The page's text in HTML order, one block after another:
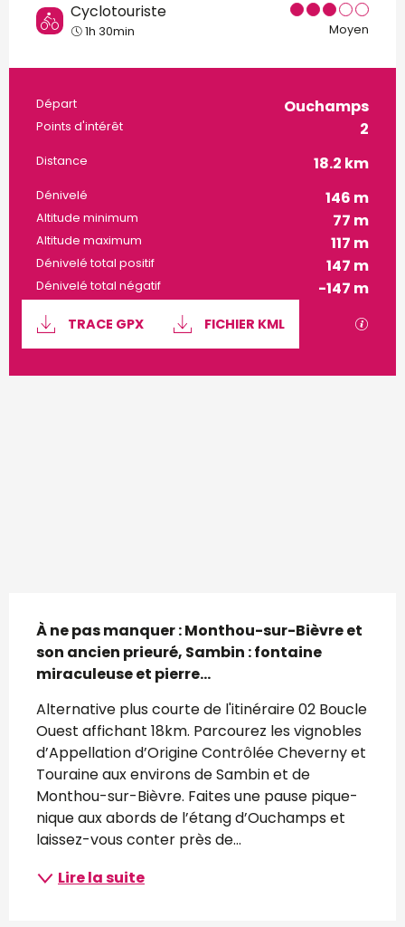
Cyclotouriste
1h 30min Moyen
Informations pratiques
Départ Ouchamps
Points d'intérêt 2
Distance 18.2 km
Dénivelé 146 m
Altitude minimum 77 m
Altitude maximum 117 m
Dénivelé total positif 147 m
Dénivelé total négatif -147 m
Documentation
TRACE GPX FICHIER KML
Description
À ne pas manquer : Monthou-sur-Bièvre et
son ancien prieuré, Sambin : fontaine
miraculeuse et pierre...
Alternative plus courte de l'itinéraire 02 Boucle
Ouest affichant 18km. Parcourez les vignobles
d’Appellation d’Origine Contrôlée Cheverny et
Touraine aux environs de Sambin et de
Monthou-sur-Bièvre. Faites une pause pique-
nique aux abords de l’étang d’Ouchamps et
laissez-vous conter près de...
Lire la suite